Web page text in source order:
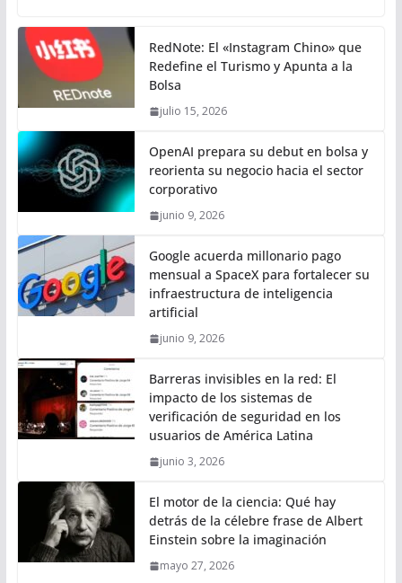
RedNote: El «Instagram Chino» que
Redefine el Turismo y Apunta a la
Bolsa
julio 15, 2026
OpenAI prepara su debut en bolsa y
reorienta su negocio hacia el sector
corporativo
junio 9, 2026
Google acuerda millonario pago
mensual a SpaceX para fortalecer su
infraestructura de inteligencia
artificial
junio 9, 2026
Barreras invisibles en la red: El
impacto de los sistemas de
verificación de seguridad en los
usuarios de América Latina
junio 3, 2026
El motor de la ciencia: Qué hay
detrás de la célebre frase de Albert
Einstein sobre la imaginación
mayo 27, 2026